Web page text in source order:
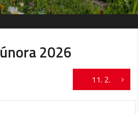
2026
11. 2.